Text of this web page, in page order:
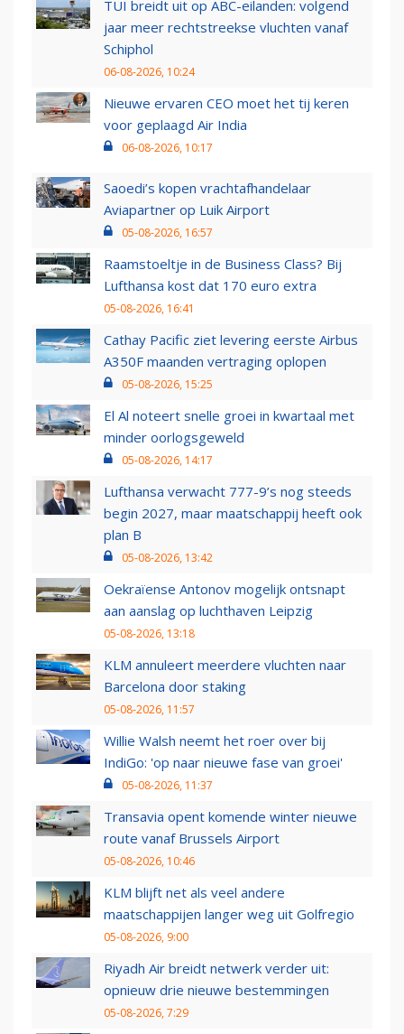
TUI breidt uit op ABC-eilanden: volgend
jaar meer rechtstreekse vluchten vanaf
Schiphol
06-08-2026, 10:24
Nieuwe ervaren CEO moet het tij keren
voor geplaagd Air India
06-08-2026, 10:17
Saoedi’s kopen vrachtafhandelaar
Aviapartner op Luik Airport
05-08-2026, 16:57
Raamstoeltje in de Business Class? Bij
Lufthansa kost dat 170 euro extra
05-08-2026, 16:41
Cathay Pacific ziet levering eerste Airbus
A350F maanden vertraging oplopen
05-08-2026, 15:25
El Al noteert snelle groei in kwartaal met
minder oorlogsgeweld
05-08-2026, 14:17
Lufthansa verwacht 777-9’s nog steeds
begin 2027, maar maatschappij heeft ook
plan B
05-08-2026, 13:42
Oekraïense Antonov mogelijk ontsnapt
aan aanslag op luchthaven Leipzig
05-08-2026, 13:18
KLM annuleert meerdere vluchten naar
Barcelona door staking
05-08-2026, 11:57
Willie Walsh neemt het roer over bij
IndiGo: 'op naar nieuwe fase van groei'
05-08-2026, 11:37
Transavia opent komende winter nieuwe
route vanaf Brussels Airport
05-08-2026, 10:46
KLM blijft net als veel andere
maatschappijen langer weg uit Golfregio
05-08-2026, 9:00
Riyadh Air breidt netwerk verder uit:
opnieuw drie nieuwe bestemmingen
05-08-2026, 7:29